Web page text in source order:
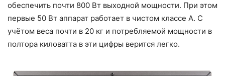
обеспечить почти 800 Вт выходной мощности. При этом
первые 50 Вт аппарат работает в чистом классе А. С
учётом веса почти в 20 кг и потребляемой мощности в
полтора киловатта в эти цифры верится легко.